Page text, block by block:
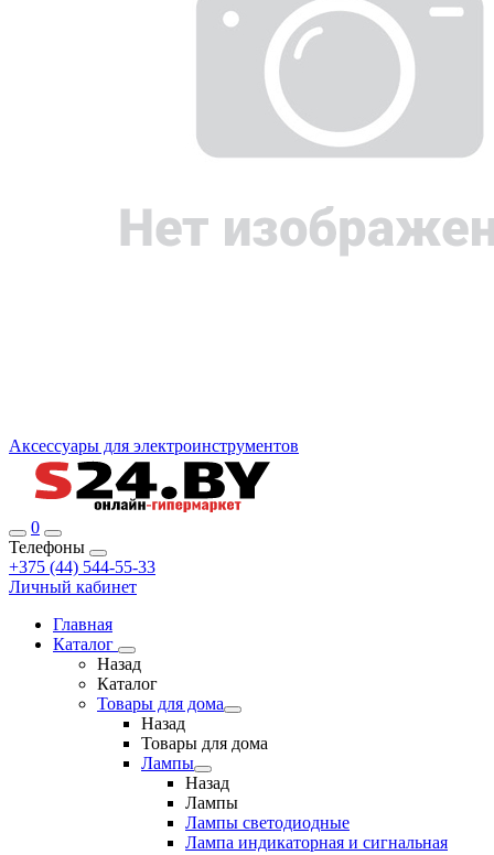
Аксессуары для электроинструментов
0
Телефоны
+375 (44) 544-55-33
Личный кабинет
Главная
Каталог
Назад
Каталог
Товары для дома
Назад
Товары для дома
Лампы
Назад
Лампы
Лампы светодиодные
Лампа индикаторная и сигнальная